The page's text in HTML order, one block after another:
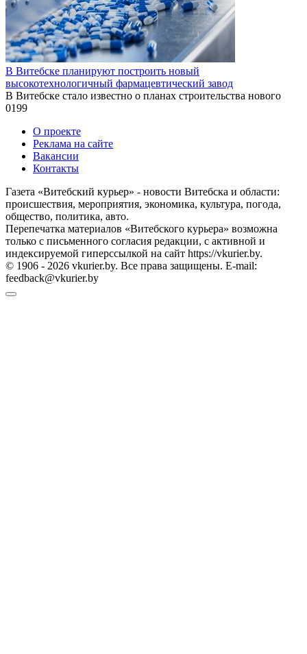
В Витебске планируют построить новый
высокотехнологичный фармацевтический завод
В Витебске стало известно о планах строительства нового
0199
О проекте
Реклама на сайте
Вакансии
Контакты
Газета «Витебский курьер» - новости Витебска и области:
происшествия, мероприятия, экономика, культура, погода,
общество, политика, авто.
Перепечатка материалов «Витебского курьера» возможна
только с письменного согласия редакции, с активной и
индексируемой гиперссылкой на сайт https://vkurier.by.
© 1906 - 2026 vkurier.by. Все права защищены. E-mail:
feedback@vkurier.by